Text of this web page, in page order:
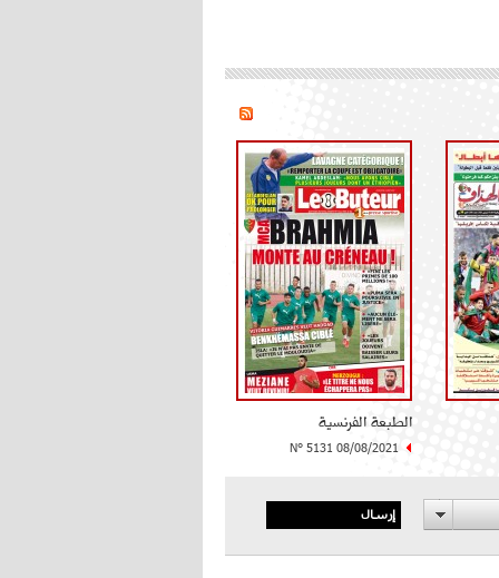
الطبعة الفرنسية
N° 5131 08/08/2021
إرسال